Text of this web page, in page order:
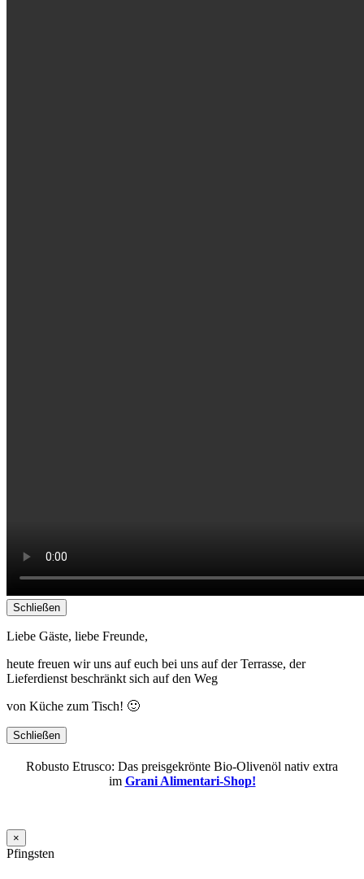
Schließen
Liebe Gäste, liebe Freunde,
heute freuen wir uns auf euch bei uns auf der Terrasse, der
Lieferdienst beschränkt sich auf den Weg
von Küche zum Tisch! 🙂
Schließen
Robusto Etrusco: Das preisgekrönte Bio-Olivenöl nativ extra
im Grani Alimentari-Shop!
×
Pfingsten